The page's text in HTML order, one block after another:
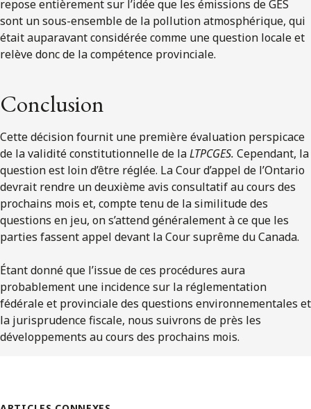
repose entièrement sur l’idée que les émissions de GES
sont un sous-ensemble de la pollution atmosphérique, qui
était auparavant considérée comme une question locale et
relève donc de la compétence provinciale.
Conclusion
Cette décision fournit une première évaluation perspicace
de la validité constitutionnelle de laLTPCGES. Cependant, la
question est loin d’être réglée. La Cour d’appel de l’Ontario
devrait rendre un deuxième avis consultatif au cours des
prochains mois et, compte tenu de la similitude des
questions en jeu, on s’attend généralement à ce que les
parties fassent appel devant la Cour suprême du Canada.
Étant donné que l’issue de ces procédures aura
probablement une incidence sur la réglementation
fédérale et provinciale des questions environnementales et
la jurisprudence fiscale, nous suivrons de près les
développements au cours des prochains mois.